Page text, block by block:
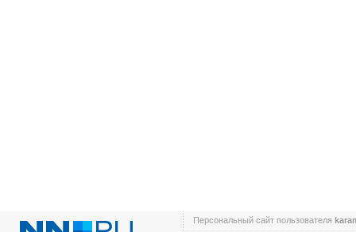
Персональный сайт пользователя